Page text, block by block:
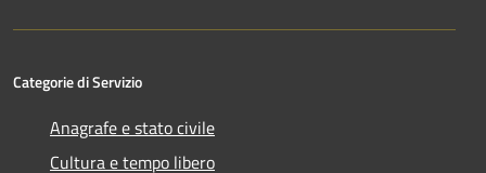
Categorie di Servizio
Anagrafe e stato civile
Cultura e tempo libero